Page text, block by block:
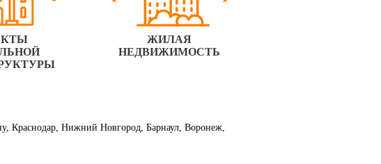
ЖИЛАЯ
НЕДВИЖИМОСТЬ
Краснодар, Нижний Новгород, Барнаул, Воронеж,